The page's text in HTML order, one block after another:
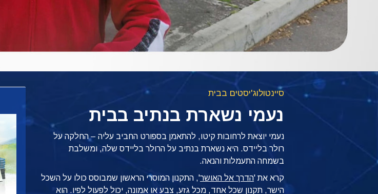
סיינטולוג'יסטים בבית
נעמי נשארת בנתיב בבית
נעמי יוצאת לרחובות קיטו, להתאמן בספורט החביב עליה – החלקה על
רולר בליידס. היא נשארת בנתיב על הרולר בליידס שלה, ומשלבת
בשמחה התעמלות והנאה.
קרא את 'הדרך אל האושר', התקנון המוסרי הראשון שמבוסס כולו על השכל
הישר, תקנון שכל אחד, מכל גזע, צבע או אמונה, יכול לפעול לפיו. הוא